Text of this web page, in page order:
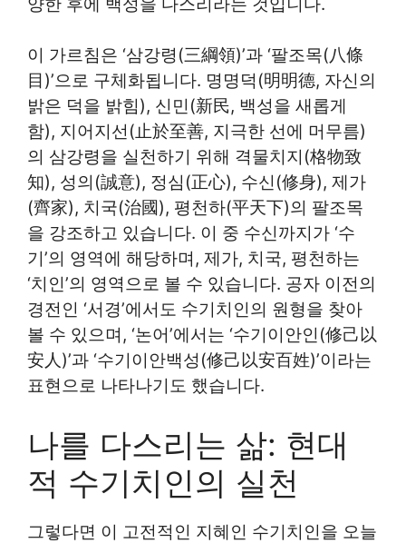
이 가르침은 ‘삼강령(三綱領)’과 ‘팔조목(八條
目)’으로 구체화됩니다. 명명덕(明明德, 자신의
밝은 덕을 밝힘), 신민(新民, 백성을 새롭게
함), 지어지선(止於至善, 지극한 선에 머무름)
의 삼강령을 실천하기 위해 격물치지(格物致
知), 성의(誠意), 정심(正心), 수신(修身), 제가
(齊家), 치국(治國), 평천하(平天下)의 팔조목
을 강조하고 있습니다. 이 중 수신까지가 ‘수
기’의 영역에 해당하며, 제가, 치국, 평천하는
‘치인’의 영역으로 볼 수 있습니다. 공자 이전의
경전인 ‘서경’에서도 수기치인의 원형을 찾아
볼 수 있으며, ‘논어’에서는 ‘수기이안인(修己以
安人)’과 ‘수기이안백성(修己以安百姓)’이라는
표현으로 나타나기도 했습니다.
나를 다스리는 삶: 현대
적 수기치인의 실천
그렇다면 이 고전적인 지혜인 수기치인을 오늘